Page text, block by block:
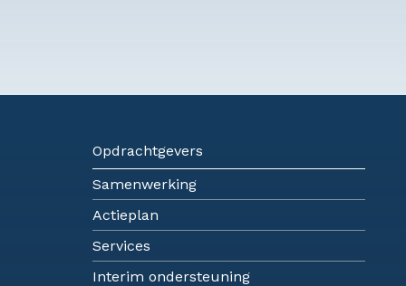
Opdrachtgevers
Samenwerking
Actieplan
Services
Interim ondersteuning